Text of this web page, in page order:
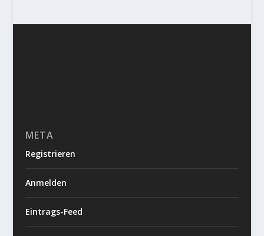
META
Registrieren
Anmelden
Eintrags-Feed